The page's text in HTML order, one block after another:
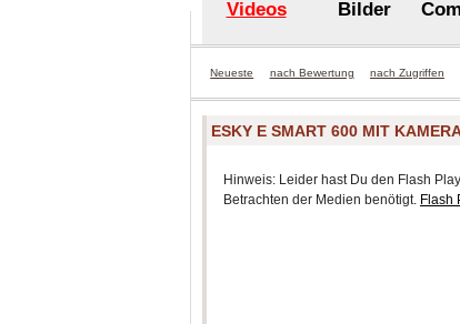
Videos Bilder
Neueste nach Bewertung nach Zugriffen
ESKY E SMART 600 MIT
Hinweis: Leider hast Du den Flash
Betrachten der Medien benötigt. Flash